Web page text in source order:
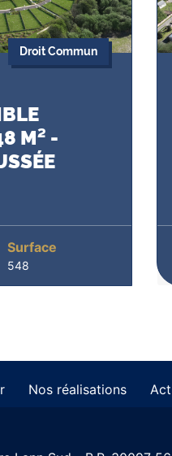
Droit Commun
M² -
Surface
548
Nos réalisations